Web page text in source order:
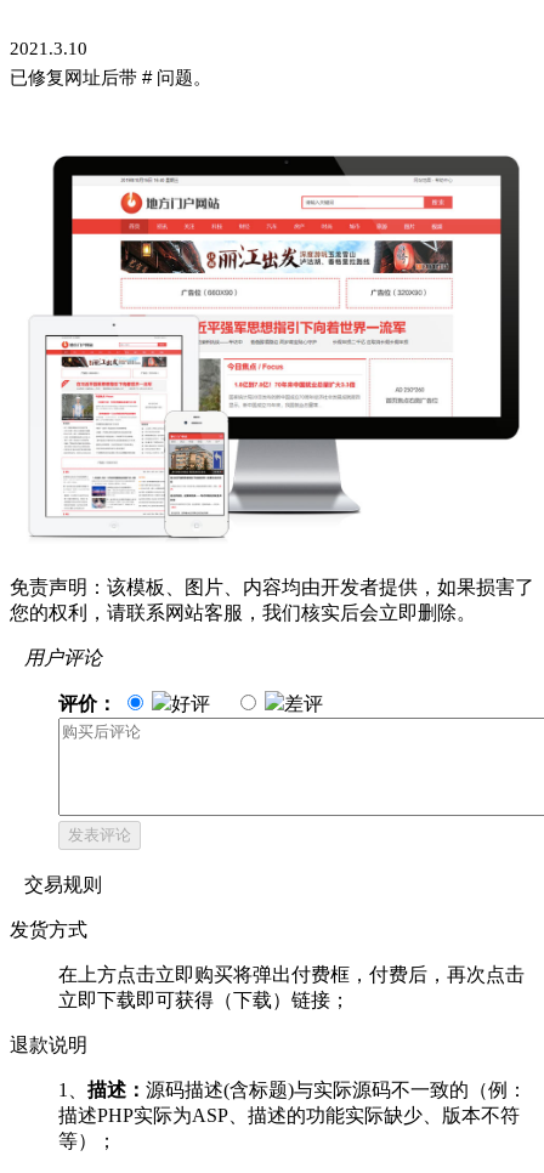
2021.3.10
已修复网址后带 # 问题。
免责声明：该模板、图片、内容均由开发者提供，如果损害了
您的权利，请联系网站客服，我们核实后会立即删除。
用户评论
评价： 好评 差评
发表评论
交易规则
发货方式
在上方点击立即购买将弹出付费框，付费后，再次点击
立即下载即可获得（下载）链接；
退款说明
1、 描述： 源码描述(含标题)与实际源码不一致的（例：
描述PHP实际为ASP、描述的功能实际缺少、版本不符
等）；